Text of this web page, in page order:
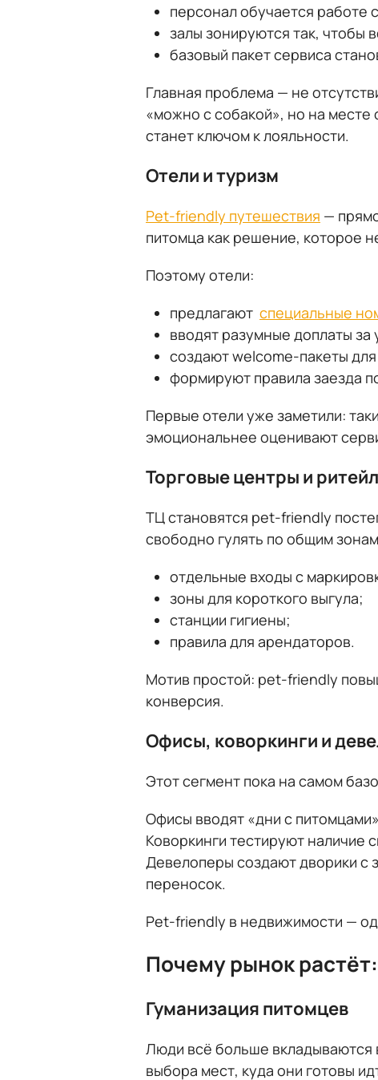
персонал обучается работе
залы зонируются так, чтобы
базовый пакет сервиса
Главная проблема — не
«можно с собакой», но на
станет ключом к лояльности.
Отели и туризм
Pet-friendly путешествия —
питомца как решение, которое
Поэтому отели:
предлагают специальные
вводят разумные доплаты за
создают welcome-пакеты
формируют правила заезда
Первые отели уже заметили:
эмоциональнее оценивают
Торговые центры и ритейл
ТЦ становятся pet-friendly
свободно гулять по общим
отдельные входы с
зоны для короткого выгула;
станции гигиены;
правила для арендаторов.
Мотив простой: pet-friendly
конверсия.
Офисы, коворкинги и
Этот сегмент пока на самом
Офисы вводят «дни с
Коворкинги тестируют наличие
Девелоперы создают дворики с
переносок.
Pet-friendly в недвижимости —
Почему рынок
Гуманизация питомцев
Люди всё больше вкладываются
выбора мест, куда они готовы